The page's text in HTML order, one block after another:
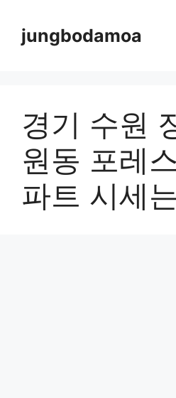
contentjungbodamoa
경기 수원
원동 포레
파트 시세